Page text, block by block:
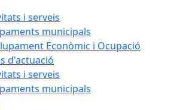
i serveis
municipals
Econòmic i Ocupació
d'actuació
i serveis
municipals